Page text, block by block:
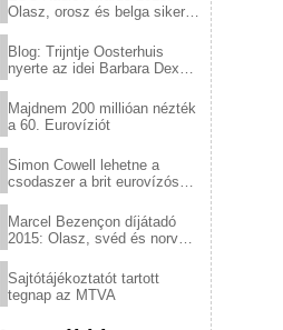
Olasz, orosz és belga siker,
Blog: Trijntje Oosterhuis
nyerte az idei Barbara Dex
Majdnem 200 millióan nézték
a 60. Eurovíziót
Simon Cowell lehetne a
csodaszer a brit eurovízós
Marcel Bezençon díjátadó
2015: Olasz, svéd és norvég
Sajtótájékoztatót tartott
tegnap az MTVA